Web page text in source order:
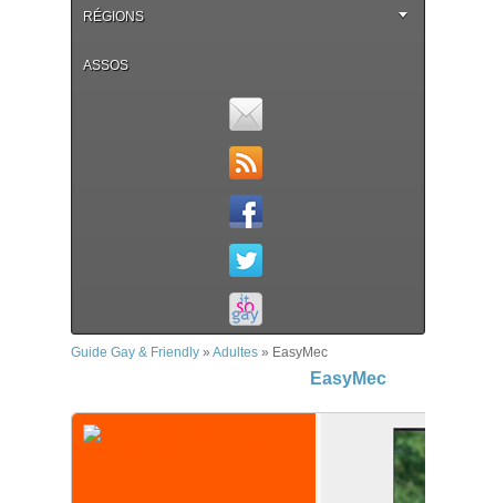
RÉGIONS
ASSOS
Guide Gay & Friendly » Adultes » EasyMec
EasyMec